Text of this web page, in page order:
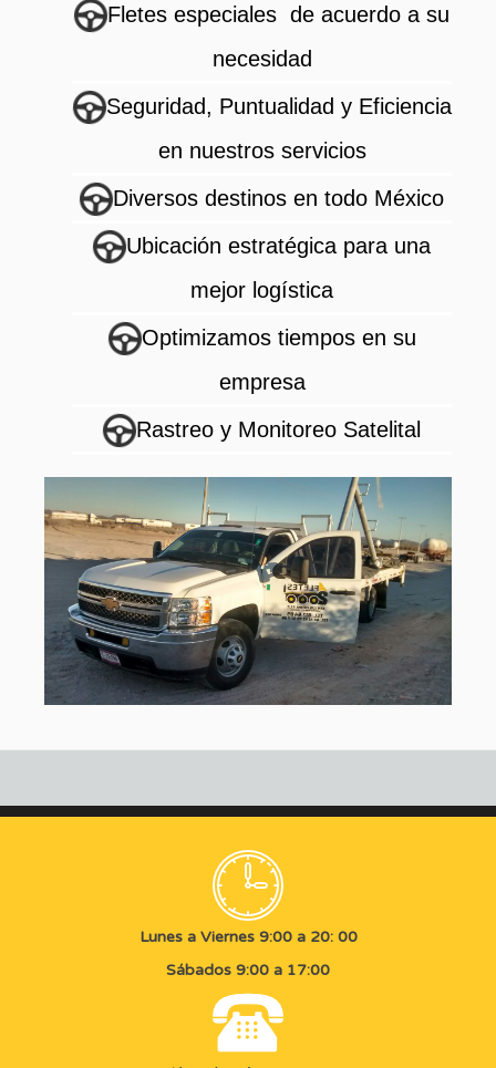
Fletes especiales de acuerdo a su
necesidad
Seguridad, Puntualidad y Eficiencia
en nuestros servicios
Diversos destinos en todo México
Ubicación estratégica para una
mejor logística
Optimizamos tiempos en su
empresa
Rastreo y Monitoreo Satelital
Lunes a Viernes 9:00 a 20: 00
Sábados 9:00 a 17:00